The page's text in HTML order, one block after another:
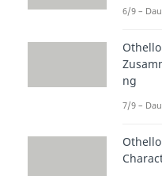
6/9 –
ng
7/9 –